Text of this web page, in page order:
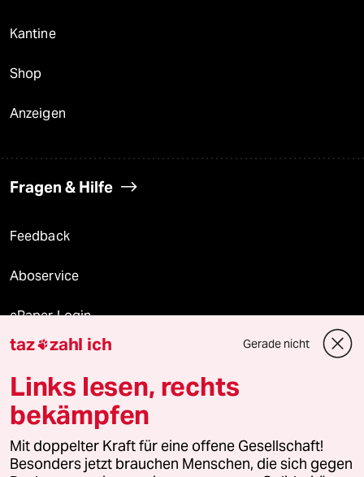
Kantine
Shop
Anzeigen
Fragen & Hilfe
Feedback
Aboservice
ePaper Login
Downloads für Abonnierende
© 2026 taz Verlags und Vertriebs GmbH
Alle Rechte vorbehalten. Bei rechtlichen Fragen oder für Genehmigungen
wenden Sie sich bitte an
lizenzen@taz.de
taz zahl ich Gerade nicht
Links lesen, rechts
bekämpfen
Mit doppelter Kraft für eine offene Gesellschaft!
Besonders jetzt brauchen Menschen, die sich gegen